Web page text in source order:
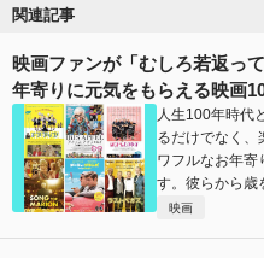
関連記事
映画ファンが「むしろ若返っ
年寄りに元気をもらえる映画
人生100年時代
るだけでなく、
ワフルなお年寄
す。彼らから歳
映画